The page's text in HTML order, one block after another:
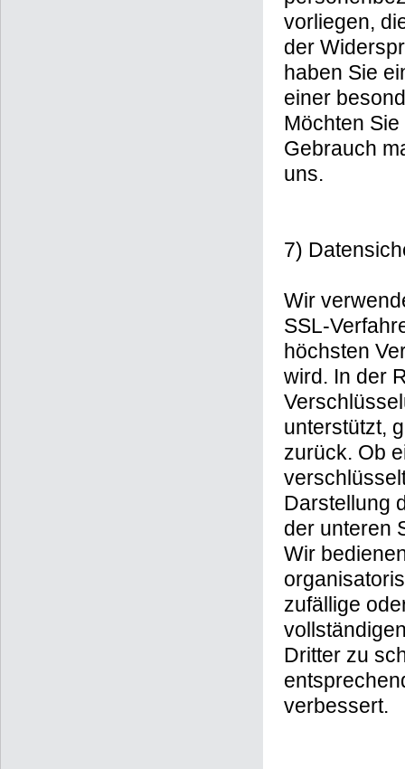
vorliegen,
der
haben Sie
einer
Möchten
Gebrauch
uns.
7)
Wir
SSL-
höchsten
wird. In der
unterstützt,
zurück. Ob
Darstellung
der unteren
Wir
zufällige
Dritter zu
verbessert.